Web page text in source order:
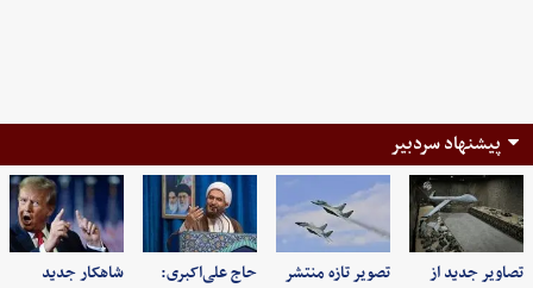
پیشنهاد سردبیر
تصاویر جدید از
تصویر تازه منتشر
حاج علی‌اکبری:
شاهکار جدید